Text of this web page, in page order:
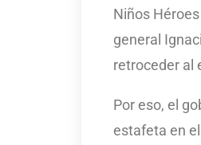
Niños
general
retroceder al
Por eso, el
estafeta en